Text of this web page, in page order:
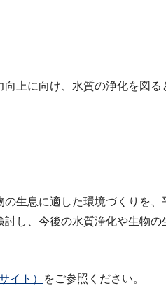
上に向け、水質の浄化を図
生息に適した環境づくりを
し、今後の水質浄化や生物の
イト） をご参照ください。